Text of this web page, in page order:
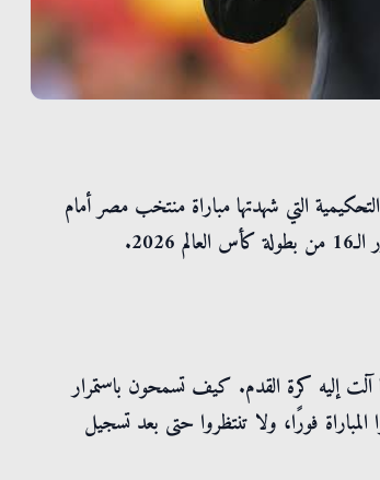
التي شهدتها مباراة منتخب مصر أمام
إليه كرة القدم. كيف تسمحون باستمرار
فورًا، ولا تنتظروا حتى بعد تسجيل